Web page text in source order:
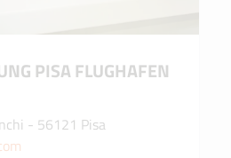
PISA FLUGHAFEN
- 56121 Pisa